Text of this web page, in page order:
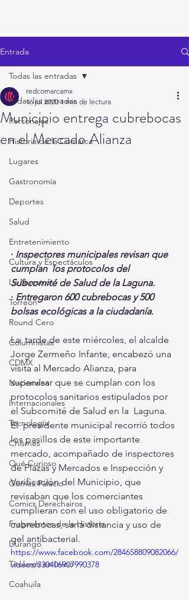
Entrada
Todas las entradas
Personajes
Historia de la Comarca
Lugares
Gastronomía
Deportes
Salud
Entretenimiento
Cultura y Espectáculos
Lo Nuestro
Torreón
Round Cero
Columnistas
CDMX
Nacionales
Internacionales
Tecnología
Chismes
Qué Curioso
Gómez Palacio
Comics Derechairos
Fragmentos de la Historia
Durango
Titulares en Inicio
Coahuila
Todas las entradas
Municipio entrega cubrebocas
en el Mercado Alianza
redcomarcamx
16 jul 2020 1 min de lectura
· Inspectores municipales revisan que
cumplan  los protocolos del
Subcomité de Salud de la Laguna.
· Entregaron 600 cubrebocas y 500
bolsas ecológicas a la ciudadanía.
La  tarde de este miércoles, el alcalde
Jorge Zermeño Infante, encabezó una
visita al Mercado Alianza, para
supervisar que se cumplan con los
protocolos sanitarios estipulados por
el Subcomité de Salud en la  Laguna.
El  presidente municipal recorrió todos
los pasillos de este importante
mercado, acompañado de inspectores
de Plazas y Mercados e Inspección y
Verificación del Municipio, que
revisaban que los comerciantes
cumplieran con el uso obligatorio de
cubrebocas, sana distancia y uso de
gel antibacterial.
https://www.facebook.com/284658809082066/
videos/330406907990378